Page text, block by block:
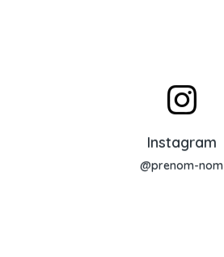
Instagram
@prenom-nom